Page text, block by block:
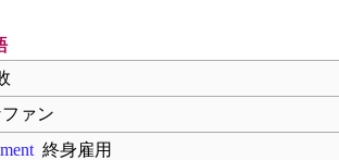
ァン
終身雇用